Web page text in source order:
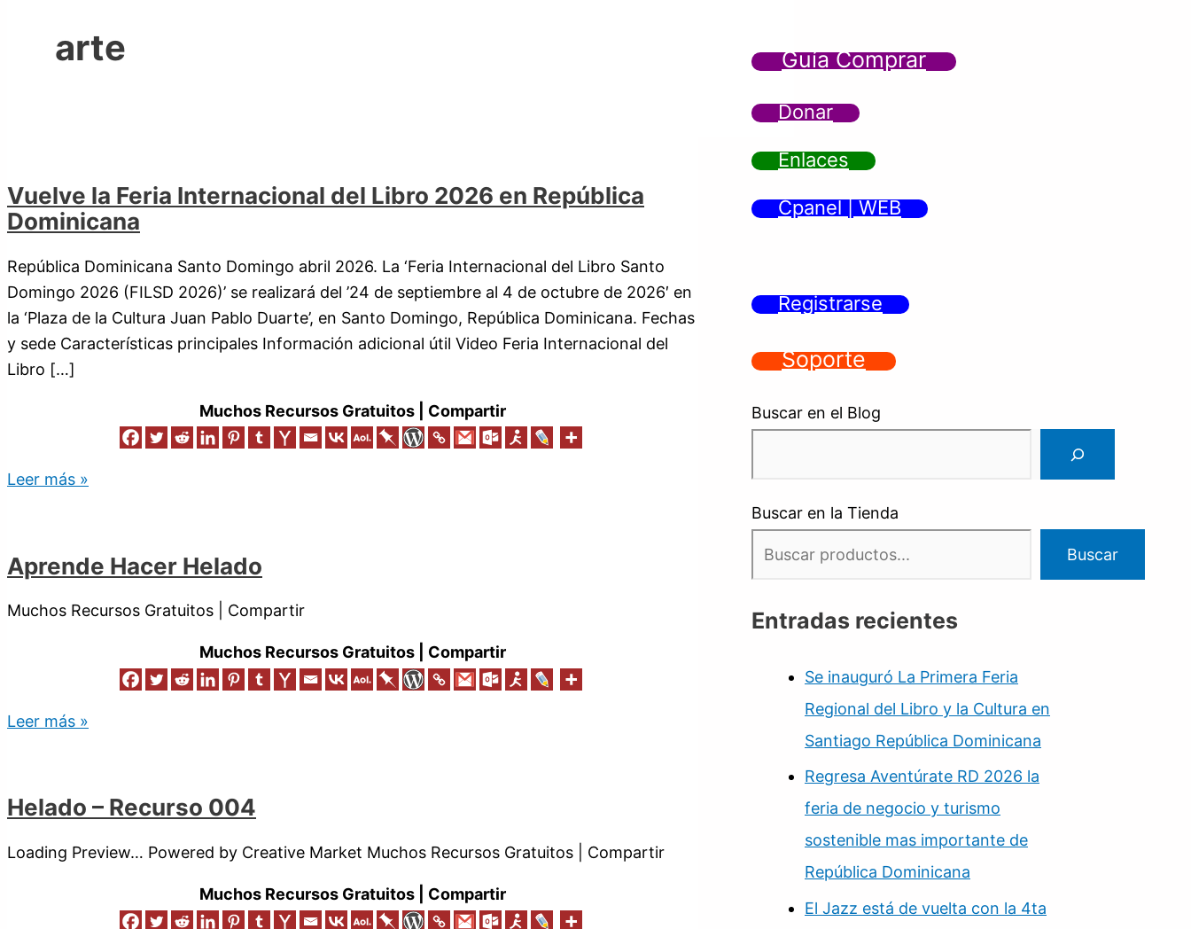
arte
Vuelve la Feria Internacional del Libro 2026 en República
Dominicana
República Dominicana Santo Domingo abril 2026. La ‘Feria Internacional del Libro Santo
Domingo 2026 (FILSD 2026)’ se realizará del ’24 de septiembre al 4 de octubre de 2026′ en
la ‘Plaza de la Cultura Juan Pablo Duarte’, en Santo Domingo, República Dominicana. Fechas
y sede Características principales Información adicional útil Video Feria Internacional del
Libro […]
Muchos Recursos Gratuitos | Compartir
Leer más »
Aprende Hacer Helado
Muchos Recursos Gratuitos | Compartir
Muchos Recursos Gratuitos | Compartir
Leer más »
Helado – Recurso 004
Loading Preview… Powered by Creative Market Muchos Recursos Gratuitos | Compartir
Muchos Recursos Gratuitos | Compartir
Guía Comprar
Donar
Enlaces
Cpanel | WEB
Registrarse
Soporte
Buscar en el Blog
Buscar en la Tienda
Buscar
Entradas recientes
Se inauguró La Primera Feria
Regional del Libro y la Cultura en
Santiago República Dominicana
Regresa Aventúrate RD 2026 la
feria de negocio y turismo
sostenible mas importante de
República Dominicana
El Jazz está de vuelta con la 4ta